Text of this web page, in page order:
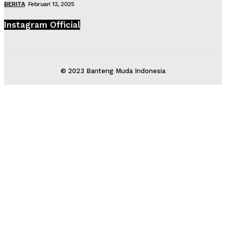
BERITA Februari 12, 2025
Instagram Official
© 2023 Banteng Muda Indonesia